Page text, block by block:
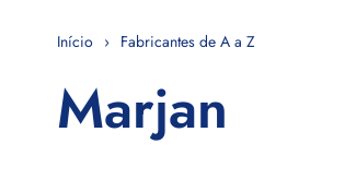
Início Fabricantes de A a Z
Marjan